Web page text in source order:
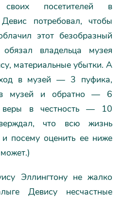
посетителей в
потребовал, чтобы
этот безобразный
владельца музея
материальные убытки. А
в музей — 3 пуфика,
в музей и обратно — 6
в честность — 10
что всю жизнь
посему оценить ее ниже
Эллингтону не жалко
Девису несчастные